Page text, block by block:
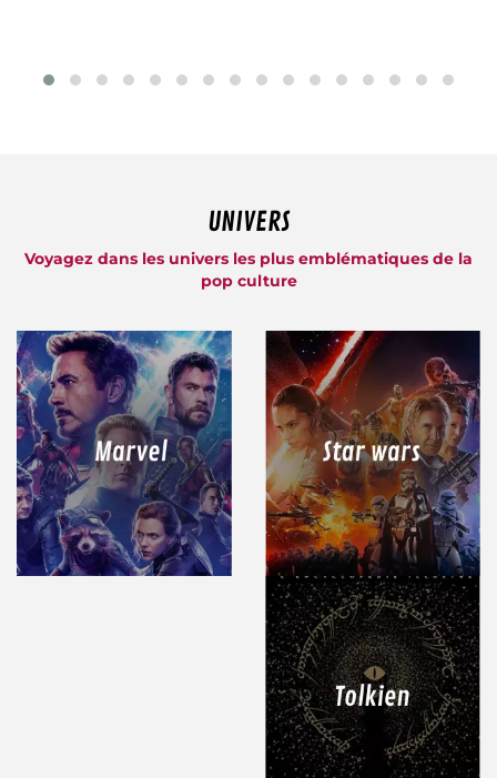
UNIVERS
Voyagez dans les univers les plus emblématiques de la
pop culture